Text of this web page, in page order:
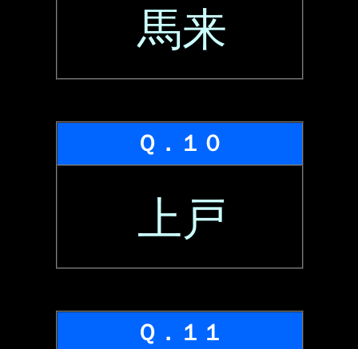
馬来
Ｑ．１０
上戸
Ｑ．１１